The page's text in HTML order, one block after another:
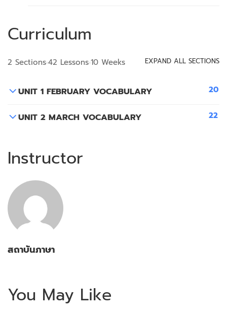
Curriculum
2 Sections42 Lessons10 Weeks EXPAND ALL SECTIONS
UNIT 1 FEBRUARY VOCABULARY 20
UNIT 2 MARCH VOCABULARY 22
Instructor
สถาบันภาษา
You May Like